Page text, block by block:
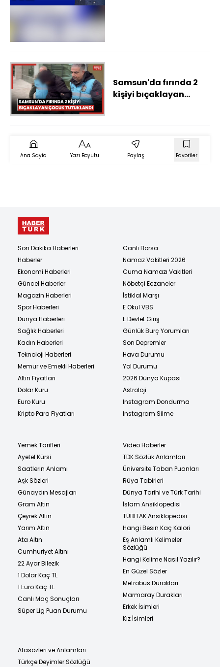
Samsun'da fırında 2
kişiyi bıçaklayan
Ana Sayfa Yazı Boyutu Paylaş Favoriler
Son Dakika Haberleri
Haberler
Ekonomi Haberleri
Güncel Haberler
Magazin Haberleri
Spor Haberleri
Dünya Haberleri
Sağlık Haberleri
Kadın Haberleri
Teknoloji Haberleri
Memur ve Emekli Haberleri
Altın Fiyatları
Dolar Kuru
Euro Kuru
Kripto Para Fiyatları
Canlı Borsa
Namaz Vakitleri 2026
Cuma Namazı Vakitleri
Nöbetçi Eczaneler
İstiklal Marşı
E Okul VBS
E Devlet Giriş
Günlük Burç Yorumları
Son Depremler
Hava Durumu
Yol Durumu
2026 Dünya Kupası
Astroloji
Instagram Dondurma
Instagram Silme
Yemek Tarifleri
Ayetel Kürsi
Saatlerin Anlamı
Aşk Sözleri
Günaydın Mesajları
Gram Altın
Çeyrek Altın
Yarım Altın
Ata Altın
Cumhuriyet Altını
22 Ayar Bilezik
1 Dolar Kaç TL
1 Euro Kaç TL
Canlı Maç Sonuçları
Süper Lig Puan Durumu
Video Haberler
TDK Sözlük Anlamları
Üniversite Taban Puanları
Rüya Tabirleri
Dünya Tarihi ve Türk Tarihi
İslam Ansiklopedisi
TÜBİTAK Ansiklopedisi
Hangi Besin Kaç Kalori
Eş Anlamlı Kelimeler
Sözlüğü
Hangi Kelime Nasıl Yazılır?
En Güzel Sözler
Metrobüs Durakları
Marmaray Durakları
Erkek İsimleri
Kız İsimleri
Atasözleri ve Anlamları
Türkçe Deyimler Sözlüğü